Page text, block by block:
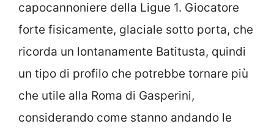
capocannoniere della Ligue 1. Giocatore
forte fisicamente, glaciale sotto porta, che
ricorda un lontanamente Batitusta, quindi
un tipo di profilo che potrebbe tornare più
che utile alla Roma di Gasperini,
considerando come stanno andando le